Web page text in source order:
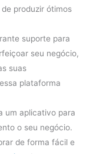
produzir ótimos
suporte para
seu negócio,
suas
plataforma
um aplicativo para
o seu negócio.
de forma fácil e